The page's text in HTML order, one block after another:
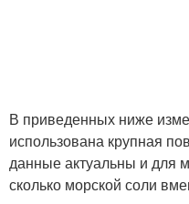
В приведенных ниже
использована крупная
данные актуальны и для
сколько морской соли